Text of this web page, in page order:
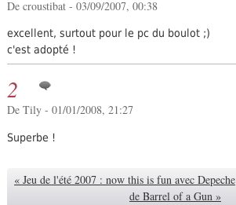
De croustibat - 03/09/2007, 00:38
excellent, surtout pour le pc du boulot ;)
c'est adopté !
2
De Tily - 01/01/2008, 21:27
Superbe !
« Jeu de l'été 2007 : now this is fun avec Depeche
de Barrel of a Gun »